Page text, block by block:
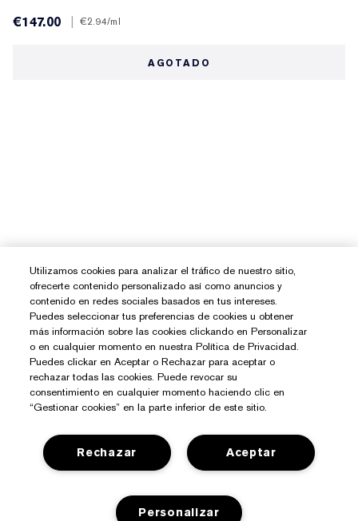
€147.00
€2.94/ml
AGOTADO
Utilizamos cookies para analizar el tráfico de nuestro sitio,
ofrecerte contenido personalizado así como anuncios y
contenido en redes sociales basados en tus intereses.
Puedes seleccionar tus preferencias de cookies u obtener
más información sobre las cookies clickando en Personalizar
o en cualquier momento en nuestra Política de Privacidad.
Puedes clickar en Aceptar o Rechazar para aceptar o
rechazar todas las cookies. Puede revocar su
consentimiento en cualquier momento haciendo clic en
“Gestionar cookies” en la parte inferior de este sitio.
Aceptar
Rechazar
Personalizar